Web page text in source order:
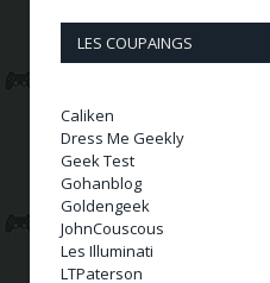
LES COUPAINGS
Caliken
Dress Me Geekly
Geek Test
Gohanblog
Goldengeek
JohnCouscous
Les Illuminati
LTPaterson